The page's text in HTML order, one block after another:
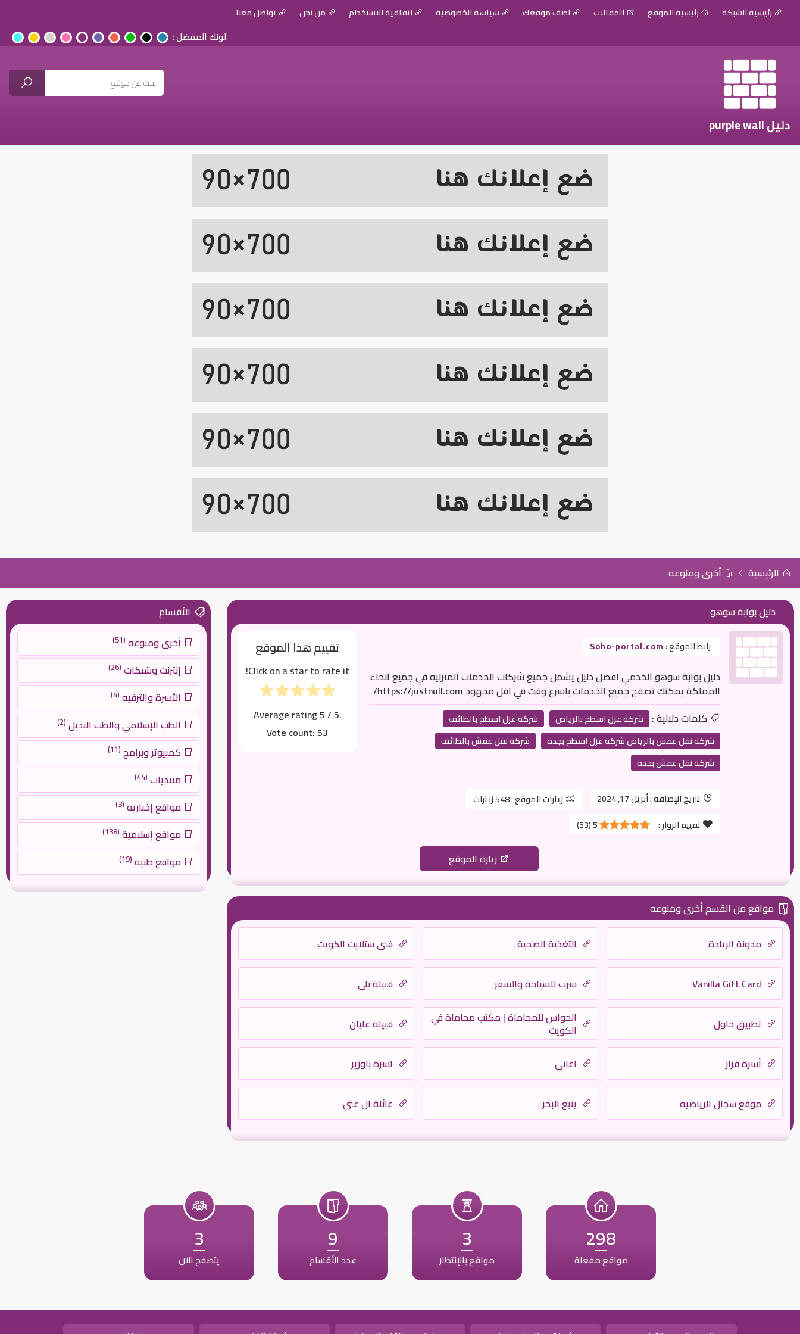
رئيسية الشبكة رئيسية الموقع المقالات اضف موقعك سياسة الخصوصية اتفاقية الاستخدام من نحن تواصل معنا
لونك المفضل :
دليل purple wall
الرئيسية أخرى ومنوعه
دليل بوابة سوهو
رابط الموقع :Soho-portal.com
دليل بوابة سوهو الخدمي افضل دليل يشمل جميع شركات الخدمات المنزلية في جميع انحاء
المملكة يمكنك تصفح جميع الخدمات باسرع وقت في اقل مجهود https://justnull.com/
كلمات دلالية :
شركة عزل اسطح بالرياض
شركة عزل اسطح بالطائف
شركة نقل عفش بالرياض شركة عزل اسطح بجدة
شركة نقل عفش بالطائف
شركة نقل عفش بجدة
تاريخ الإضافة :أبريل 17, 2024 زيارات الموقع :548 زيارات
تقييم الزوار :
5
(
53
)
تقييم هذا الموقع
Click on a star to rate it!
Average rating5/ 5.
Vote count:53
زيارة الموقع
مواقع من القسم أخرى ومنوعه
مدونة الريادة
التغذية الصحية فني ستلايت الكويت
Vanilla Gift Card سرب للسياحة والسفر قبيلة بلي
تطبيق حلول الحواس للمحاماة | مكتب محاماة في
الكويت قبيلة عليان
أسرة قزاز اغانى اسرة باوزير
موقع سجال الرياضية ينبع البحر عائلة آل عتي
الأقسام
أخرى ومنوعه (51)
إنترنت وشبكات (26)
الأسرة والترفيه (4)
الطب الإسلامي والطب البديل (2)
كمبيوتر وبرامج (11)
منتديات (44)
مواقع إخباريه (3)
مواقع إسلامية (138)
مواقع طبيه (19)
298
مواقع مفعلة
3
مواقع بالإنتظار
9
عدد الأقسام
3
يتصفح الآن